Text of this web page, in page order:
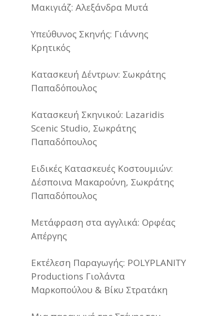
Μακιγιάζ: Αλεξάνδρα Μυτά
Υπεύθυνος Σκηνής: Γιάννης
Κρητικός
Κατασκευή Δέντρων: Σωκράτης
Παπαδόπουλος
Κατασκευή Σκηνικού: Lazaridis
Scenic Studio, Σωκράτης
Παπαδόπουλος
Ειδικές Κατασκευές Κοστουμιών:
Δέσποινα Μακαρούνη, Σωκράτης
Παπαδόπουλος
Μετάφραση στα αγγλικά: Ορφέας
Απέργης
Εκτέλεση Παραγωγής: POLYPLANITY
Productions Γιολάντα
Μαρκοπούλου & Βίκυ Στρατάκη